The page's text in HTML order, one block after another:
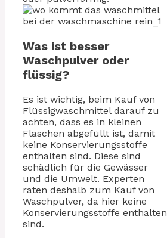
Was ist besser
Waschpulver oder
flüssig?
Es ist wichtig, beim Kauf von
Flüssigwaschmittel darauf zu
achten, dass es in kleinen
Flaschen abgefüllt ist, damit
keine Konservierungsstoffe
enthalten sind. Diese sind
schädlich für die Gewässer
und die Umwelt. Experten
raten deshalb zum Kauf von
Waschpulver, da hier keine
Konservierungsstoffe enthalten
sind.